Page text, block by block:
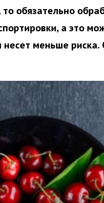
обязательно
а это
меньше риска.